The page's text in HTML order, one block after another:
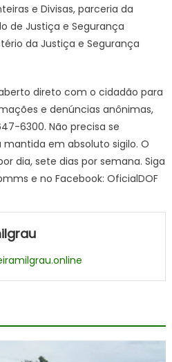
e Divisas, parceria da
de Justiça e Segurança
da Justiça e Segurança
direto com o cidadão para
e denúncias anônimas,
6300. Não precisa se
em absoluto sigilo. O
dia, sete dias por semana. Siga
e no Facebook: OficialDOF